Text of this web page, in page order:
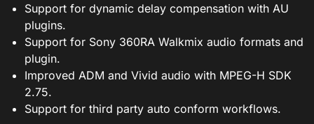
Support for dynamic delay compensation with AU
plugins.
Support for Sony 360RA Walkmix audio formats and
plugin.
Improved ADM and Vivid audio with MPEG-H SDK
2.75.
Support for third party auto conform workflows.